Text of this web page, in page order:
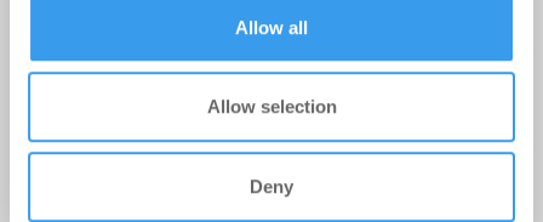
Allow all
Allow selection
Deny
Niersberger stellt serielle Sanierung